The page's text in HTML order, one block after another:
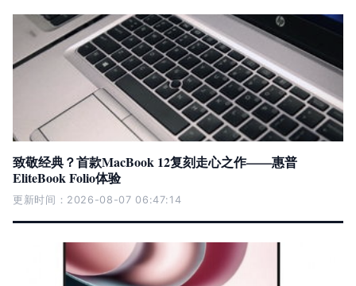
致敬经典？首款MacBook 12复刻走心之作——惠普
EliteBook Folio体验
更新时间：2026-08-07 06:47:14